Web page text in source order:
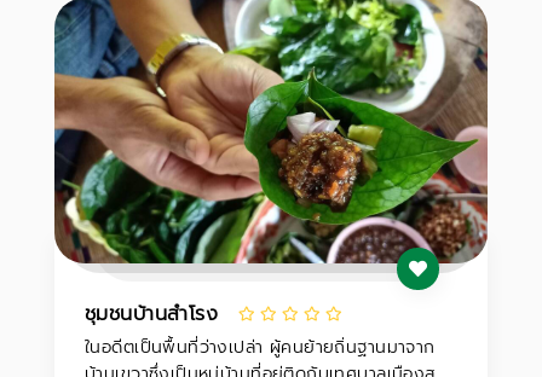
ชุมชนบ้านสำโรง
ในอดีตเป็นพื้นที่ว่างเปล่า ผู้คนย้ายถิ่นฐานมาจาก